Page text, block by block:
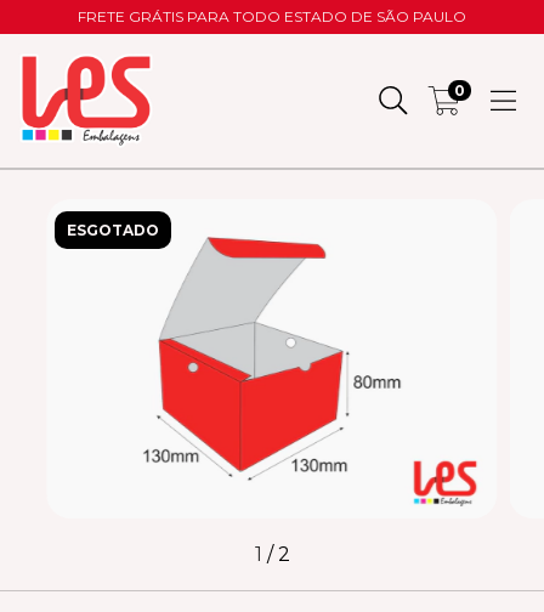
FRETE GRÁTIS PARA TODO ESTADO DE SÃO PAULO
0
ESGOTADO
1 /2